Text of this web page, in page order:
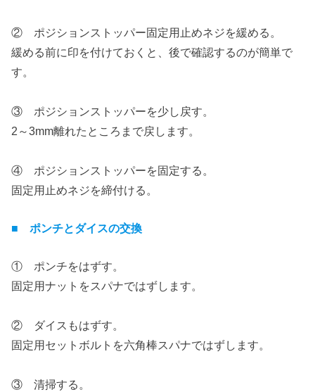
② ポジションストッパー固定用止めネジを緩める。
緩める前に印を付けておくと、後で確認するのが簡単で
す。
③ ポジションストッパーを少し戻す。
2～3mm離れたところまで戻します。
④ ポジションストッパーを固定する。
固定用止めネジを締付ける。
■ ポンチとダイスの交換
① ポンチをはずす。
固定用ナットをスパナではずします。
② ダイスもはずす。
固定用セットボルトを六角棒スパナではずします。
③ 清掃する。